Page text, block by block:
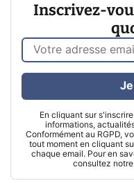
Inscrivez-
En cliquant sur
informations,
Conformément au RGPD,
tout moment en cliquant
chaque email. Pour en
consultez notre